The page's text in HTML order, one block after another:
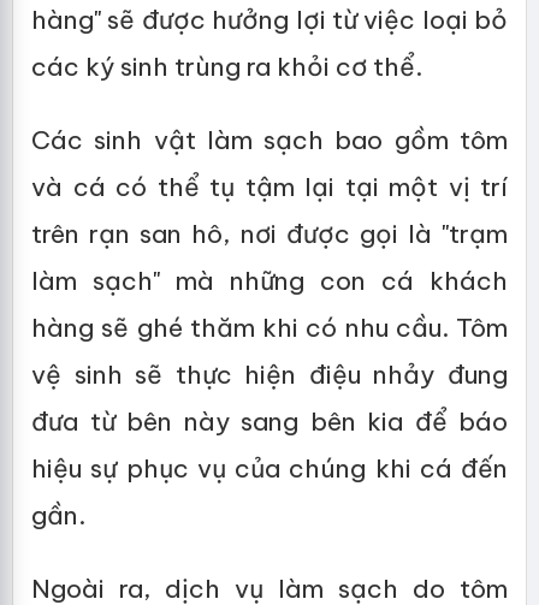
hàng" sẽ được hưởng lợi từ việc loại bỏ
các ký sinh trùng ra khỏi cơ thể.
Các sinh vật làm sạch bao gồm tôm
và cá có thể tụ tậm lại tại một vị trí
trên rạn san hô, nơi được gọi là "trạm
làm sạch" mà những con cá khách
hàng sẽ ghé thăm khi có nhu cầu. Tôm
vệ sinh sẽ thực hiện điệu nhảy đung
đưa từ bên này sang bên kia để báo
hiệu sự phục vụ của chúng khi cá đến
gần.
Ngoài ra, dịch vụ làm sạch do tôm